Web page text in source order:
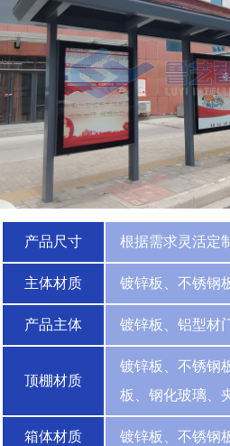
产品尺寸 根据需求灵活定
主体材质 镀锌板、不锈钢
产品主体 镀锌板、铝型材
顶棚材质
镀锌板、不锈钢
板、钢化玻璃、
箱体材质 镀锌板、不锈钢